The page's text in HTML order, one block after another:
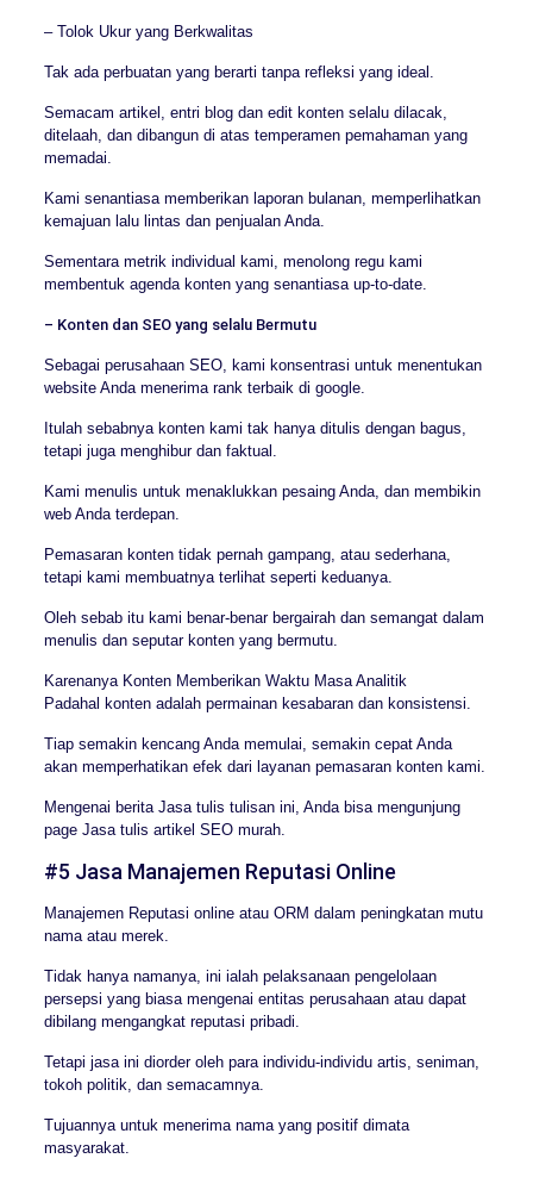
– Tolok Ukur yang Berkwalitas
Tak ada perbuatan yang berarti tanpa refleksi yang ideal.
Semacam artikel, entri blog dan edit konten selalu dilacak,
ditelaah, dan dibangun di atas temperamen pemahaman yang
memadai.
Kami senantiasa memberikan laporan bulanan, memperlihatkan
kemajuan lalu lintas dan penjualan Anda.
Sementara metrik individual kami, menolong regu kami
membentuk agenda konten yang senantiasa up-to-date.
– Konten dan SEO yang selalu Bermutu
Sebagai perusahaan SEO, kami konsentrasi untuk menentukan
website Anda menerima rank terbaik di google.
Itulah sebabnya konten kami tak hanya ditulis dengan bagus,
tetapi juga menghibur dan faktual.
Kami menulis untuk menaklukkan pesaing Anda, dan membikin
web Anda terdepan.
Pemasaran konten tidak pernah gampang, atau sederhana,
tetapi kami membuatnya terlihat seperti keduanya.
Oleh sebab itu kami benar-benar bergairah dan semangat dalam
menulis dan seputar konten yang bermutu.
Karenanya Konten Memberikan Waktu Masa Analitik
Padahal konten adalah permainan kesabaran dan konsistensi.
Tiap semakin kencang Anda memulai, semakin cepat Anda
akan memperhatikan efek dari layanan pemasaran konten kami.
Mengenai berita Jasa tulis tulisan ini, Anda bisa mengunjung
page Jasa tulis artikel SEO murah.
#5 Jasa Manajemen Reputasi Online
Manajemen Reputasi online atau ORM dalam peningkatan mutu
nama atau merek.
Tidak hanya namanya, ini ialah pelaksanaan pengelolaan
persepsi yang biasa mengenai entitas perusahaan atau dapat
dibilang mengangkat reputasi pribadi.
Tetapi jasa ini diorder oleh para individu-individu artis, seniman,
tokoh politik, dan semacamnya.
Tujuannya untuk menerima nama yang positif dimata
masyarakat.